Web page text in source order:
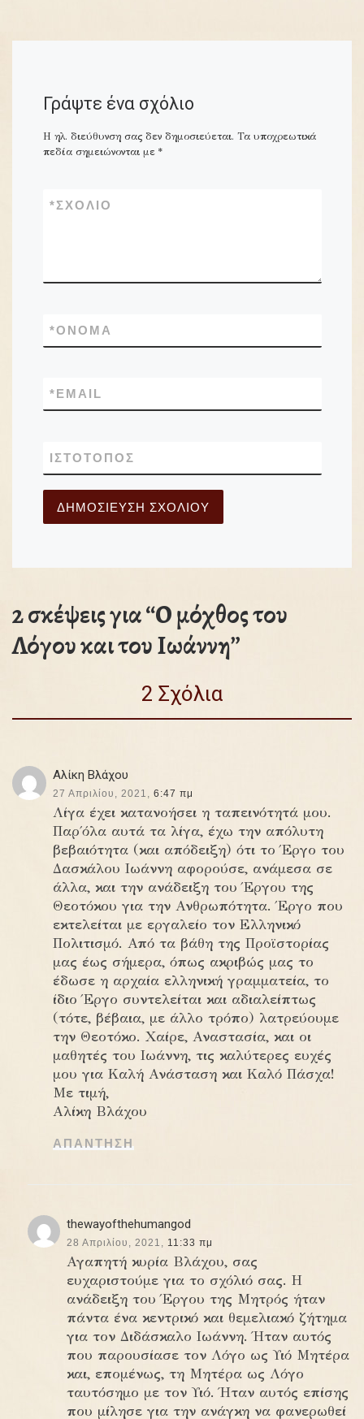
Γράψτε ένα σχόλιο
Η ηλ. διεύθυνση σας δεν δημοσιεύεται. Τα υποχρεωτικά
πεδία σημειώνονται με *
ΣΧΌΛΙΟ
*
ΌΝΟΜΑ
*
EMAIL
*
ΙΣΤΌΤΟΠΟΣ
2 σκέψεις για “Ο μόχθος του
Λόγου και του Ιωάννη”
2 Σχόλια
Αλίκη Βλάχου
27 Απριλίου, 2021, 6:47 πμ
Λίγα έχει κατανοήσει η ταπεινότητά μου.
Παρ΄όλα αυτά τα λίγα, έχω την απόλυτη
βεβαιότητα (και απόδειξη) ότι το Έργο του
Δασκάλου Ιωάννη αφορούσε, ανάμεσα σε
άλλα, και την ανάδειξη του Έργου της
Θεοτόκου για την Ανθρωπότητα. Έργο που
εκτελείται με εργαλείο τον Ελληνικό
Πολιτισμό. Από τα βάθη της Προϊστορίας
μας έως σήμερα, όπως ακριβώς μας το
έδωσε η αρχαία ελληνική γραμματεία, το
ίδιο Έργο συντελείται και αδιαλείπτως
(τότε, βέβαια, με άλλο τρόπο) λατρεύουμε
την Θεοτόκο. Χαίρε, Αναστασία, και οι
μαθητές του Ιωάννη, τις καλύτερες ευχές
μου για Καλή Ανάσταση και Καλό Πάσχα!
Με τιμή,
Αλίκη Βλάχου
ΑΠΆΝΤΗΣΗ
thewayofthehumangod
28 Απριλίου, 2021, 11:33 πμ
Αγαπητή κυρία Βλάχου, σας
ευχαριστούμε για το σχόλιό σας. Η
ανάδειξη του Έργου της Μητρός ήταν
πάντα ένα κεντρικό και θεμελιακό ζήτημα
για τον Διδάσκαλο Ιωάννη. Ήταν αυτός
που παρουσίασε τον Λόγο ως Υιό Μητέρα
και, επομένως, τη Μητέρα ως Λόγο
ταυτόσημο με τον Υιό. Ήταν αυτός επίσης
που μίλησε για την ανάγκη να φανερωθεί